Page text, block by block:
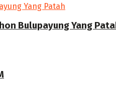
Bulupayung Yang